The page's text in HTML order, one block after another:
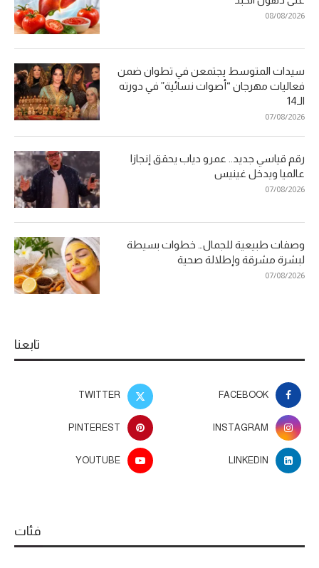
08/08/2026
سيدات المتوسط يجتمعن في تطوان ضمن
فعاليات مهرجان “أصوات نسائية” في دورته
الـ14
07/08/2026
رقم قياسي جديد.. عمرو دياب يحقق إنجازا
عالميا ويدخل غينيس
07/08/2026
وصفات طبيعية للجمال… خطوات بسيطة
لبشرة مشرقة وإطلالة صحية
07/08/2026
تابعنا
FACEBOOK
TWITTER
INSTAGRAM
PINTEREST
LINKEDIN
YOUTUBE
فئات